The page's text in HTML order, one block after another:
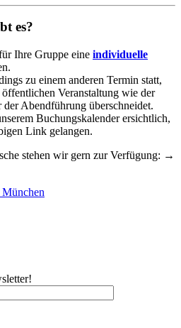
es?
Ihre Gruppe eine individuelle
zu einem anderen Termin statt,
Veranstaltung wie der
Abendführung überschneidet.
Buchungskalender ersichtlich,
Link gelangen.
stehen wir gern zur Verfügung: →